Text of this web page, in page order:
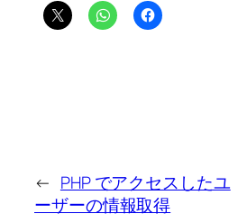
← PHP でアクセスしたユ
ーザーの情報取得